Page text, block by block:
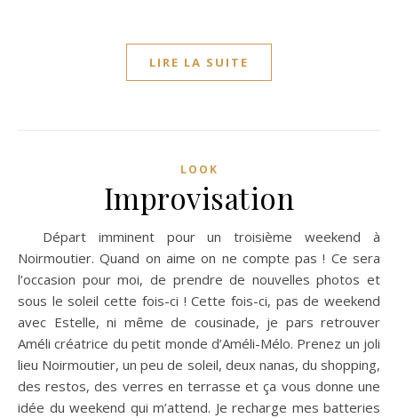
LIRE LA SUITE
LOOK
Improvisation
Départ imminent pour un troisième weekend à
Noirmoutier. Quand on aime on ne compte pas ! Ce sera
l’occasion pour moi, de prendre de nouvelles photos et
sous le soleil cette fois-ci ! Cette fois-ci, pas de weekend
avec Estelle, ni même de cousinade, je pars retrouver
Améli créatrice du petit monde d’Améli-Mélo. Prenez un joli
lieu Noirmoutier, un peu de soleil, deux nanas, du shopping,
des restos, des verres en terrasse et ça vous donne une
idée du weekend qui m’attend. Je recharge mes batteries